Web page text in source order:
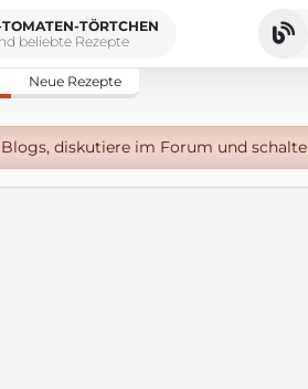
TOMATEN-TÖRTCHEN
beliebte Rezepte
Neue Rezepte
diskutiere im Forum und